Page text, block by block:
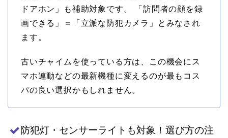
ドアホン」も補助対象です。 「訪問者の顔を録
画できる」＝「立派な防犯カメラ」とみなされ
ます。
古いチャイムを使っている方は、この機会にス
マホ連動などの最新機種に変えるのが最もコス
パの良い選択かもしれません。
防犯灯・センサーライトも対象！選び方の注